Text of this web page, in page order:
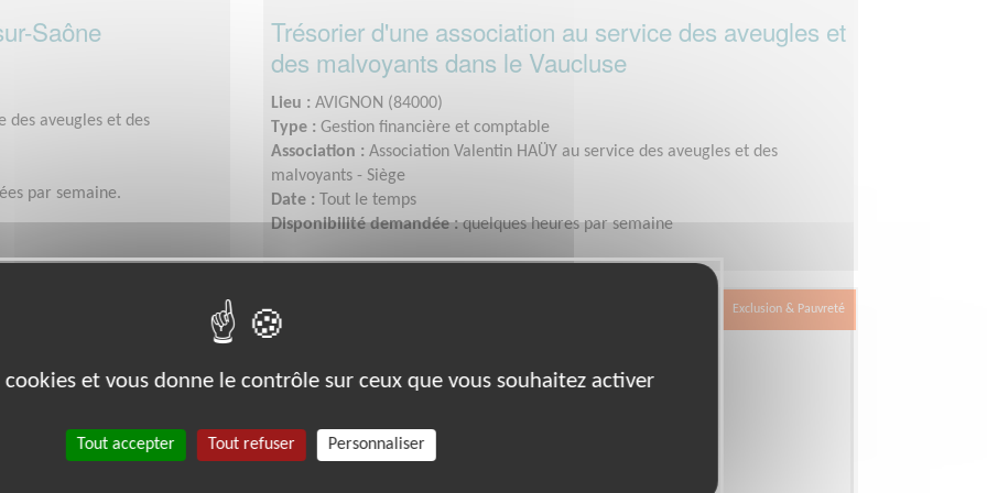
Saône
des aveugles et des
par semaine.
Trésorier d'une association au service des aveugles et
des malvoyants dans le Vaucluse
Lieu : AVIGNON (84000)
Type : Gestion financière et comptable
Association : Association Valentin HAÜY au service des aveugles et des
malvoyants - Siège
Date :
Tout le temps
Disponibilité demandée :quelques heures par semaine
Exclusion & Pauvreté
cookies et vous donne le contrôle sur ceux que vous souhaitez activer
Tout accepter Tout refuser Personnaliser